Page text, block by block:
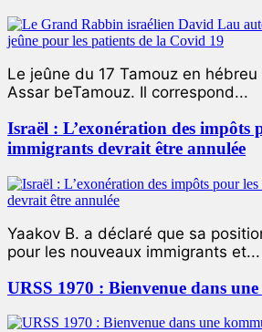
Le jeûne du 17 Tamouz en
Assar beTamouz. Il correspond...
Israël : L’exonération des impôts
immigrants devrait être annulée
Yaakov B. a déclaré que sa
pour les nouveaux immigrants et...
URSS 1970 : Bienvenue dans